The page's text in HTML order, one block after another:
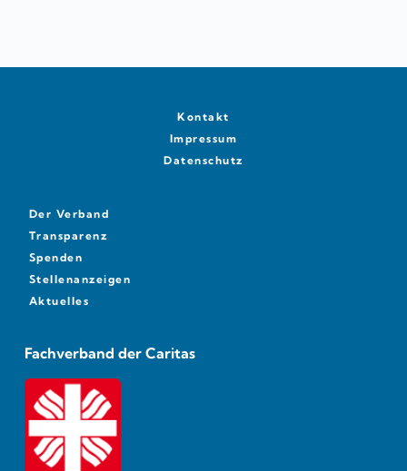
Kontakt
Impressum
Datenschutz
Der Verband
Transparenz
Spenden
Stellenanzeigen
Aktuelles
Fachverband der Caritas